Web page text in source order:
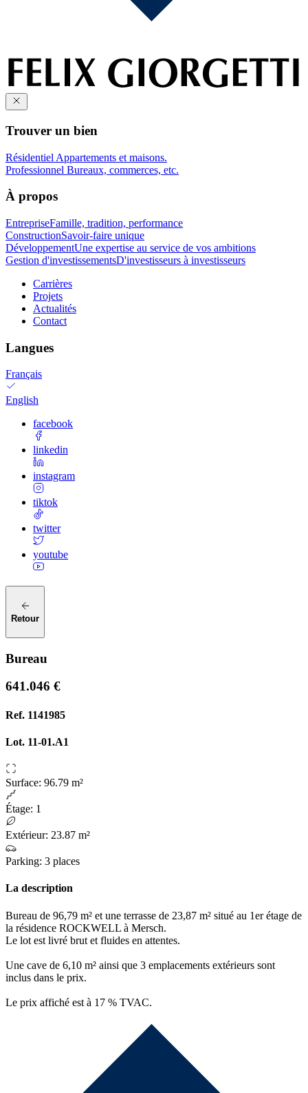
Trouver un bien
Résidentiel Appartements et maisons.
Professionnel Bureaux, commerces, etc.
À propos
EntrepriseFamille, tradition, performance
ConstructionSavoir-faire unique
DéveloppementUne expertise au service de vos ambitions
Gestion d'investissementsD'investisseurs à investisseurs
Carrières
Projets
Actualités
Contact
Langues
Français
English
facebook
linkedin
instagram
tiktok
twitter
youtube
Retour
Bureau
641.046 €
Ref. 1141985
Lot. 11-01.A1
Surface: 96.79 m²
Étage: 1
Extérieur: 23.87 m²
Parking: 3 places
La description
Bureau de 96,79 m² et une terrasse de 23,87 m² situé au 1er étage de
la résidence ROCKWELL à Mersch.
Le lot est livré brut et fluides en attentes.
Une cave de 6,10 m² ainsi que 3 emplacements extérieurs sont
inclus dans le prix.
Le prix affiché est à 17 % TVAC.